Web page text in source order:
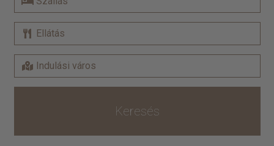
Keresés